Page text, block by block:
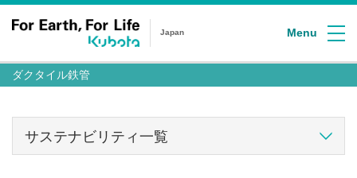
Japan Menu
ダクタイル鉄管
サステナビリティ一覧